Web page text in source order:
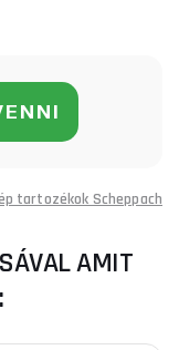
tartozékok Scheppach
AMIT